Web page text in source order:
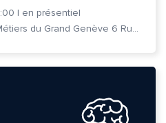
| en présentiel
Cité des Métiers du Grand Genève 6 Rue Prévost-Martin 1205 Genève